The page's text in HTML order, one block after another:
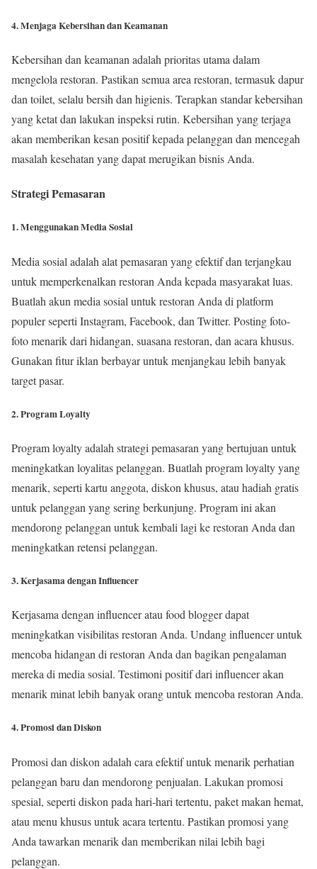
4. Menjaga Kebersihan dan Keamanan
Kebersihan dan keamanan adalah prioritas utama dalam
mengelola restoran. Pastikan semua area restoran, termasuk dapur
dan toilet, selalu bersih dan higienis. Terapkan standar kebersihan
yang ketat dan lakukan inspeksi rutin. Kebersihan yang terjaga
akan memberikan kesan positif kepada pelanggan dan mencegah
masalah kesehatan yang dapat merugikan bisnis Anda.
Strategi Pemasaran
1. Menggunakan Media Sosial
Media sosial adalah alat pemasaran yang efektif dan terjangkau
untuk memperkenalkan restoran Anda kepada masyarakat luas.
Buatlah akun media sosial untuk restoran Anda di platform
populer seperti Instagram, Facebook, dan Twitter. Posting foto-
foto menarik dari hidangan, suasana restoran, dan acara khusus.
Gunakan fitur iklan berbayar untuk menjangkau lebih banyak
target pasar.
2. Program Loyalty
Program loyalty adalah strategi pemasaran yang bertujuan untuk
meningkatkan loyalitas pelanggan. Buatlah program loyalty yang
menarik, seperti kartu anggota, diskon khusus, atau hadiah gratis
untuk pelanggan yang sering berkunjung. Program ini akan
mendorong pelanggan untuk kembali lagi ke restoran Anda dan
meningkatkan retensi pelanggan.
3. Kerjasama dengan Influencer
Kerjasama dengan influencer atau food blogger dapat
meningkatkan visibilitas restoran Anda. Undang influencer untuk
mencoba hidangan di restoran Anda dan bagikan pengalaman
mereka di media sosial. Testimoni positif dari influencer akan
menarik minat lebih banyak orang untuk mencoba restoran Anda.
4. Promosi dan Diskon
Promosi dan diskon adalah cara efektif untuk menarik perhatian
pelanggan baru dan mendorong penjualan. Lakukan promosi
spesial, seperti diskon pada hari-hari tertentu, paket makan hemat,
atau menu khusus untuk acara tertentu. Pastikan promosi yang
Anda tawarkan menarik dan memberikan nilai lebih bagi
pelanggan.